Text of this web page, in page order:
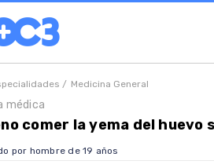
/ Medicina General
médica
comer la yema del huevo
por hombre de 19 años